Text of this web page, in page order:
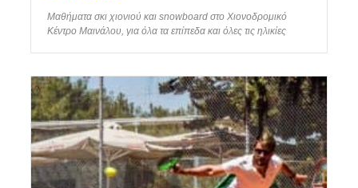
Μαθήματα σκι χιονιού και snowboard στο Χιονοδρομικό
Κέντρο Μαινάλου, για όλα τα επίπεδα και όλες τις ηλικίες